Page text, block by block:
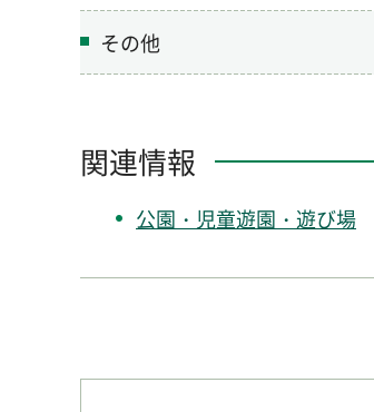
その他
関連情報
公園・児童遊園・遊び場